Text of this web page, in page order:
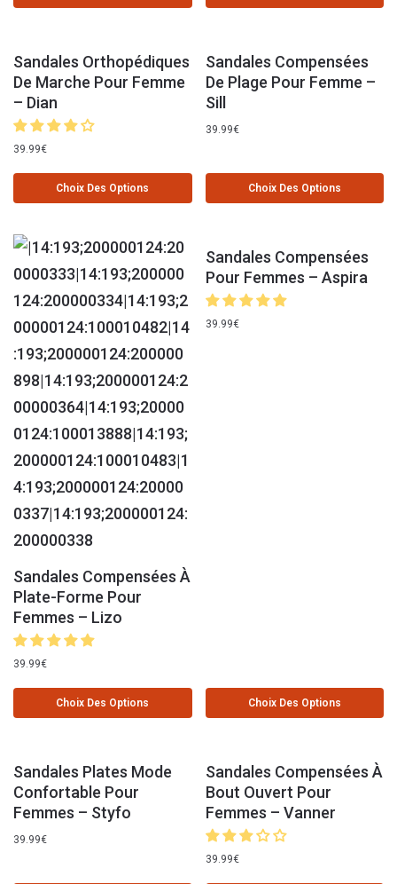
Sandales Orthopédiques
De Marche Pour Femme
– Dian
39.99€
Choix Des Options
Sandales Compensées
De Plage Pour Femme –
Sill
39.99€
Choix Des Options
Sandales Compensées À
Plate-Forme Pour
Femmes – Lizo
39.99€
Choix Des Options
Sandales Compensées
Pour Femmes – Aspira
39.99€
Choix Des Options
Sandales Plates Mode
Confortable Pour
Femmes – Styfo
39.99€
Sandales Compensées À
Bout Ouvert Pour
Femmes – Vanner
39.99€